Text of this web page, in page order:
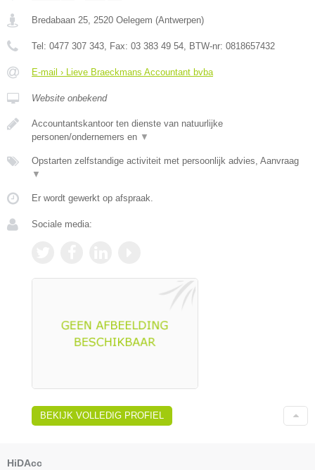
Bredabaan 25 2520 Oelegem (Antwerpen)
Tel: 0477 307 343 , Fax: 03 383 49 54 , BTW-nr: 0818657432
E-mail › Lieve Braeckmans Accountant bvba
Website onbekend
Accountantskantoor ten dienste van natuurlijke
personen/ondernemers en ▼
Opstarten zelfstandige activiteit met persoonlijk advies, Aanvraag
▼
Er wordt gewerkt op afspraak.
Sociale media:
BEKIJK VOLLEDIG PROFIEL
HiDAcc